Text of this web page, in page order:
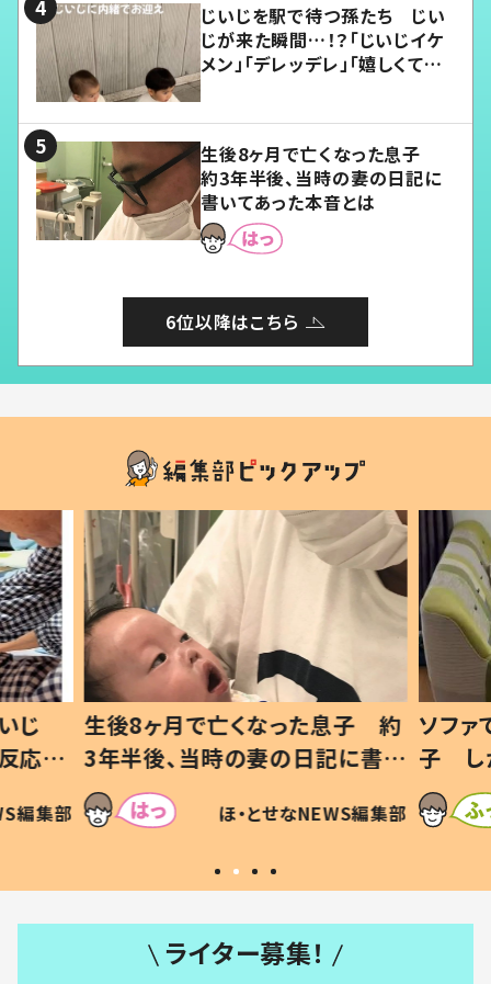
じいじを駅で待つ孫たち じい
じが来た瞬間…！？「じいじイケ
メン」「デレッデレ」「嬉しくて可
生後8ヶ月で亡くなった息子
約3年半後、当時の妻の日記に
書いてあった本音とは
6位以降はこちら
じ
応に
編集部
生後8ヶ月で亡くなった息子 約
3年半後、当時の妻の日記に書い
てあった本音とは
ほ・とせなNEWS編集部
ソファ
子 し
すべ
いから
ライター募集！